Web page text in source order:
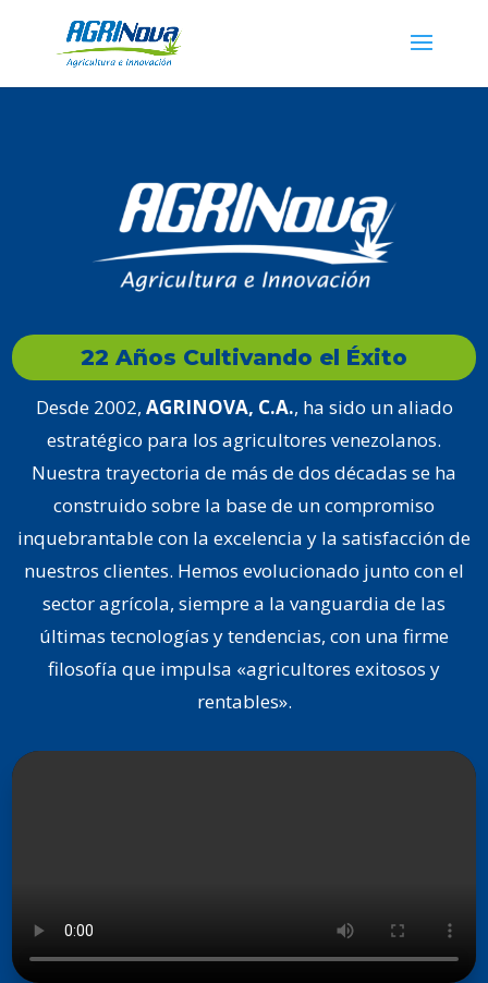
22 Años Cultivando el Éxito
Desde 2002, AGRINOVA, C.A., ha sido un aliado
estratégico para los agricultores venezolanos.
Nuestra trayectoria de más de dos décadas se ha
construido sobre la base de un compromiso
inquebrantable con la excelencia y la satisfacción de
nuestros clientes. Hemos evolucionado junto con el
sector agrícola, siempre a la vanguardia de las
últimas tecnologías y tendencias, con una firme
filosofía que impulsa «agricultores exitosos y
rentables».